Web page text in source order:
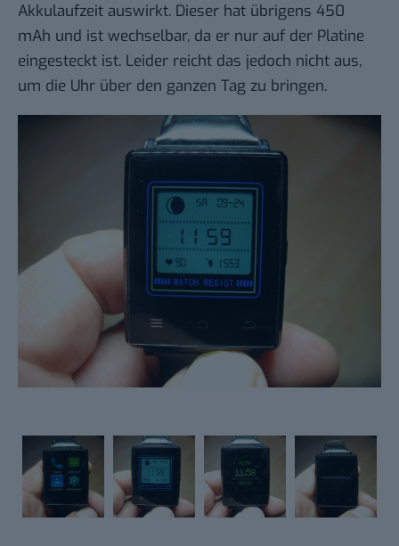
Akkulaufzeit auswirkt. Dieser hat übrigens 450
mAh und ist wechselbar, da er nur auf der Platine
eingesteckt ist. Leider reicht das jedoch nicht aus,
um die Uhr über den ganzen Tag zu bringen.